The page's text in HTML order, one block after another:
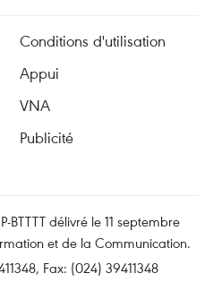
Conditions d'utilisation
Appui
VNA
Publicité
BTTTT délivré le 11 septembre
et de la Communication.
Fax: (024) 39411348